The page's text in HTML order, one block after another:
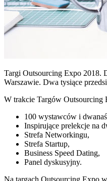
Targi Outsourcing Expo 2018.
Warszawie. Dwa tysiące
W trakcie Targów Outsourcing
100 wystawców i
Inspirujące prelekcje na
Strefa Networkingu,
Strefa Startup,
Business Speed Dating,
Panel dyskusyjny.
Na targach Outsourcing Expo